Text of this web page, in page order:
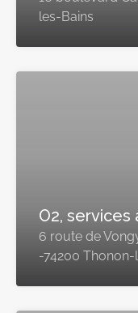
les-Bains
O2, services
6 route de
-74200 Thonon-